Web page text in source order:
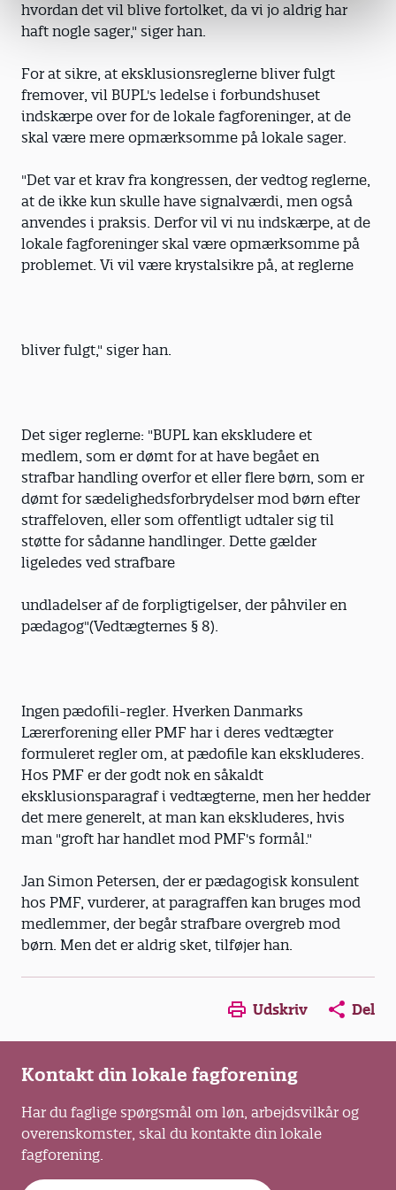
hvordan det vil blive fortolket, da vi jo aldrig har
haft nogle sager," siger han.
For at sikre, at eksklusionsreglerne bliver fulgt
fremover, vil BUPL's ledelse i forbundshuset
indskærpe over for de lokale fagforeninger, at de
skal være mere opmærksomme på lokale sager.
"Det var et krav fra kongressen, der vedtog reglerne,
at de ikke kun skulle have signalværdi, men også
anvendes i praksis. Derfor vil vi nu indskærpe, at de
lokale fagforeninger skal være opmærksomme på
problemet. Vi vil være krystalsikre på, at reglerne
bliver fulgt," siger han.
Det siger reglerne: "BUPL kan ekskludere et
medlem, som er dømt for at have begået en
strafbar handling overfor et eller flere børn, som er
dømt for sædelighedsforbrydelser mod børn efter
straffeloven, eller som offentligt udtaler sig til
støtte for sådanne handlinger. Dette gælder
ligeledes ved strafbare
undladelser af de forpligtigelser, der påhviler en
pædagog"(Vedtægternes § 8).
Ingen pædofili-regler. Hverken Danmarks
Lærerforening eller PMF har i deres vedtægter
formuleret regler om, at pædofile kan ekskluderes.
Hos PMF er der godt nok en såkaldt
eksklusionsparagraf i vedtægterne, men her hedder
det mere generelt, at man kan ekskluderes, hvis
man "groft har handlet mod PMF's formål."
Jan Simon Petersen, der er pædagogisk konsulent
hos PMF, vurderer, at paragraffen kan bruges mod
medlemmer, der begår strafbare overgreb mod
børn. Men det er aldrig sket, tilføjer han.
Opens in a new window
Opens in a new
Opens in
Udskriv Del
Kontakt din lokale fagforening
Har du faglige spørgsmål om løn, arbejdsvilkår og
overenskomster, skal du kontakte din lokale
fagforening.